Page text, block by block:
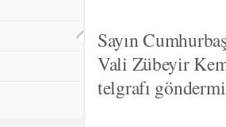
Sayın
Vali Zübeyir
telgrafı